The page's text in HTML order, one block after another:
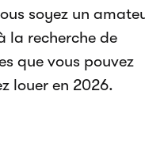
soyez un
la recherche de
que vous pouvez
louer en 2026.